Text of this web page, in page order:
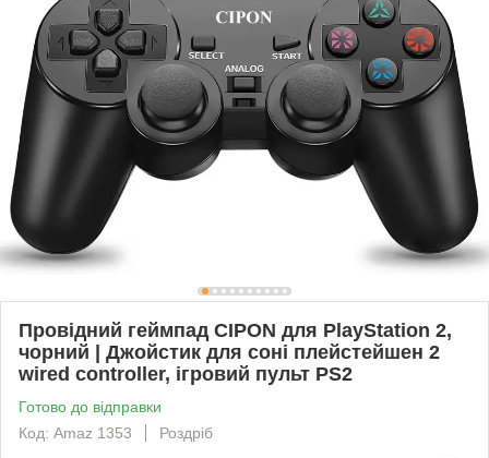
Провідний геймпад CIPON для PlayStation 2,
чорний | Джойстик для соні плейстейшен 2
wired controller, ігровий пульт PS2
Готово до відправки
Код: Amaz 1353
Роздріб